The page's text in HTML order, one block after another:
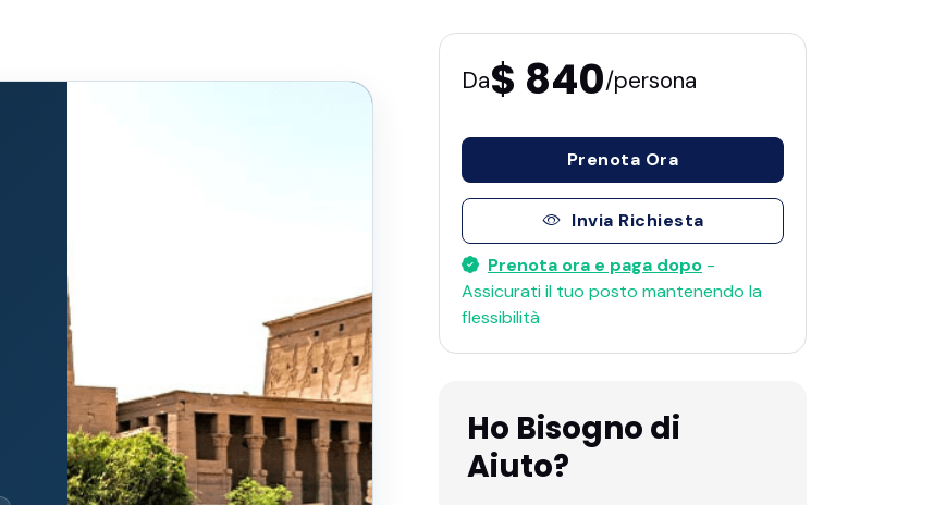
Da$ 840/persona
Prenota Ora
Invia Richiesta
Prenota ora e paga dopo -
Assicurati il ​​tuo posto mantenendo la
flessibilità
Ho Bisogno di
Aiuto?